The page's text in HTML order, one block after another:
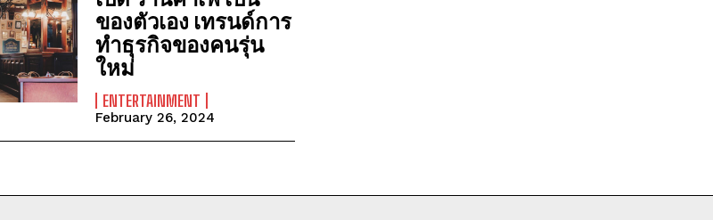
ของตัวเอง เทรนด์การ
ทำธุรกิจของคนรุ่น
ใหม่
ENTERTAINMENT
February 26, 2024